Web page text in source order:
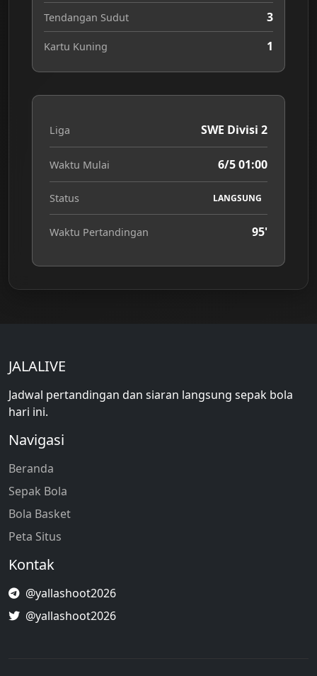
Tendangan Sudut 3
Kartu Kuning 1
Liga SWE Divisi 2
Waktu Mulai 6/5 01:00
Status LANGSUNG
Waktu Pertandingan 95'
JALALIVE
Jadwal pertandingan dan siaran langsung sepak bola
hari ini.
Navigasi
Beranda
Sepak Bola
Bola Basket
Peta Situs
Kontak
@yallashoot2026
@yallashoot2026